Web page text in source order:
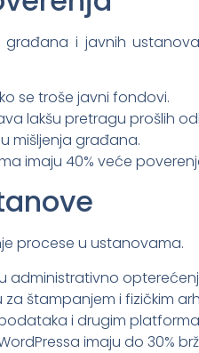
i javnih
se troše javni fondovi.
lakšu pretragu prošlih
mišljenja građana.
imaju 40% veće
procese u ustanovama.
administrativno
štampanjem i fizičkim
i drugim
imaju do 30%